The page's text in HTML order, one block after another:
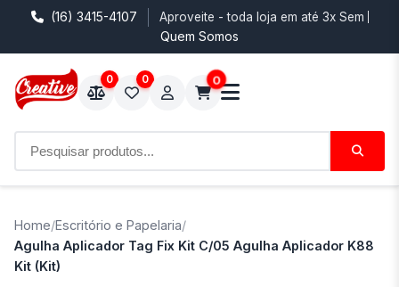
(16) 3415-4107 Aproveite - toda loja em até 3x Sem
Quem Somos
0 0 0
Home/Escritório e Papelaria/
Agulha Aplicador Tag Fix Kit C/05 Agulha Aplicador K88
Kit (Kit)